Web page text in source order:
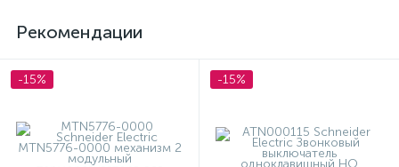
Рекомендации
-15% -15%